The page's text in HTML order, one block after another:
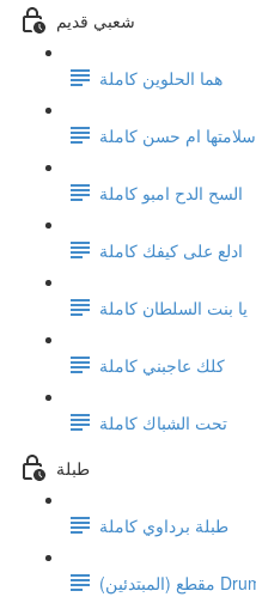
شعبي قديم
هما الحلوين كاملة
سلامتها ام حسن كاملة
السح الدح امبو كاملة
ادلع على كيفك كاملة
يا بنت السلطان كاملة
كلك عاجبني كاملة
تحت الشباك كاملة
طبلة
طبلة برداوي كاملة